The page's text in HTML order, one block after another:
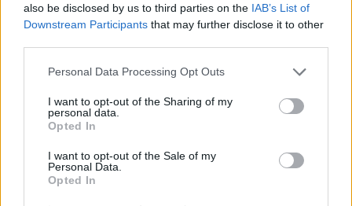
also be disclosed by us to third parties on the IAB’s List of
Downstream Participants that may further disclose it to other
Personal Data Processing Opt Outs
I want to opt-out of the Sharing of my
personal data.
Opted In
I want to opt-out of the Sale of my
Personal Data.
Opted In
Δείτε επίσης: Εγκυμοσύνη: 4 στις 5
γυναίκες θα παρουσιάσουν έλλειψη
σιδήρου στο τρίτο 3μηνο
Παράγοντες κινδύνου είναι, μεταξύ άλλων, η
ηλικία της εγκύου (αν είναι άνω των 35 ετών), το
αν είναι πρώτη εγκυμοσύνη, η παχυσαρκία, το
οικογενειακό ιστορικό προεκλαμψίας, ο